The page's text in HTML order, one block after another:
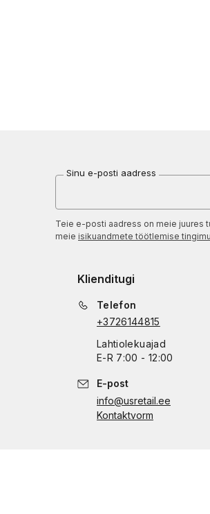
Sinu e-posti aadress
Teie e-posti aadress on meie juures
meie isikuandmete töötlemise
Klienditugi
Telefon
+3726144815
Lahtiolekuajad
E-R 7:00 - 12:00
E-post
info@usretail.ee
Kontaktvorm